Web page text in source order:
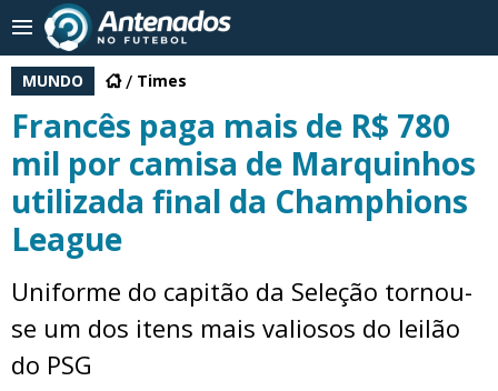
MUNDO Times
Francês paga mais de R$ 780
mil por camisa de Marquinhos
utilizada final da Champhions
League
Uniforme do capitão da Seleção tornou-
se um dos itens mais valiosos do leilão
do PSG